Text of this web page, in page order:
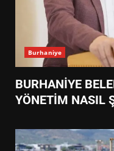
Burhaniye
BURHANİYE
YÖNETİM NASIL